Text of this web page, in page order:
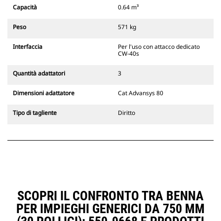
Cat sono compatibili con gli
gli escavatori gommati. Sono
larghezze per scavo di fossati.
sistema di attacco dedicato CW
fisse. Gli attacchi dedicati CW
bloccaggio a cuneo per mantenere
disponibili per tutti gli escavatori
Capacità 0.64 m³
Peso 571 kg
Interfaccia
Per l'uso con attacco dedicato
CW-40s
Quantità adattatori 3
Dimensioni adattatore Cat Advansys 80
Tipo di tagliente Diritto
SCOPRI IL CONFRONTO TRA BENNA
PER IMPIEGHI GENERICI DA 750 MM